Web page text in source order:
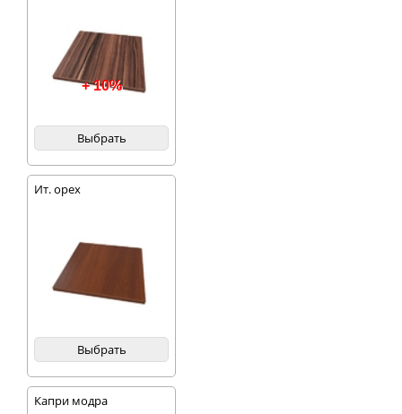
+ 10%
Выбрать
Ит. орех
Выбрать
Капри модра